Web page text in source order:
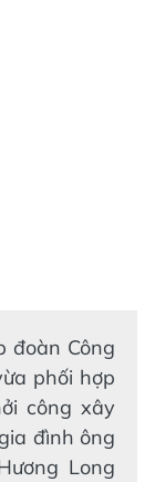
đoàn Công
phối hợp
công xây
đình ông
Long